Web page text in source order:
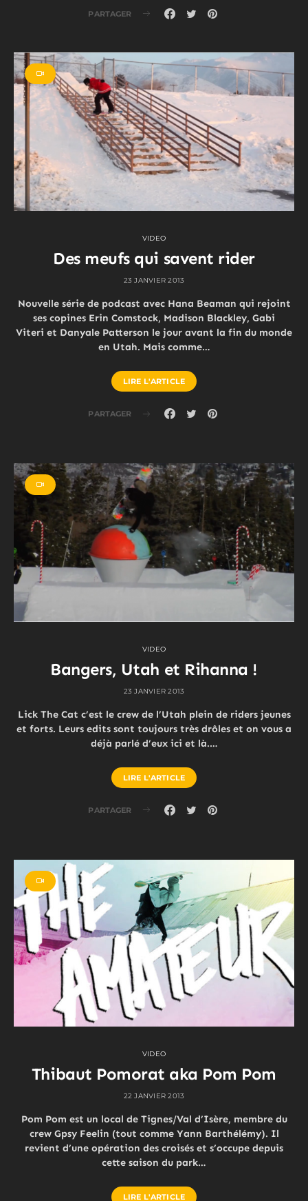
PARTAGER
VIDEO
Des meufs qui savent rider
23 JANVIER 2013
Nouvelle série de podcast avec Hana Beaman qui rejoint
ses copines Erin Comstock, Madison Blackley, Gabi
Viteri et Danyale Patterson le jour avant la fin du monde
en Utah. Mais comme…
LIRE L'ARTICLE
PARTAGER
VIDEO
Bangers, Utah et Rihanna !
23 JANVIER 2013
Lick The Cat c’est le crew de l’Utah plein de riders jeunes
et forts. Leurs edits sont toujours très drôles et on vous a
déjà parlé d’eux ici et là.…
LIRE L'ARTICLE
PARTAGER
VIDEO
Thibaut Pomorat aka Pom Pom
22 JANVIER 2013
Pom Pom est un local de Tignes/Val d’Isère, membre du
crew Gpsy Feelin (tout comme Yann Barthélémy). Il
revient d’une opération des croisés et s’occupe depuis
cette saison du park…
LIRE L'ARTICLE